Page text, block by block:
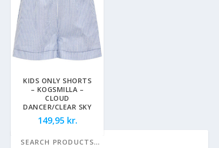
KIDS ONLY SHORTS
– KOGSMILLA –
CLOUD
DANCER/CLEAR SKY
149,95 kr.